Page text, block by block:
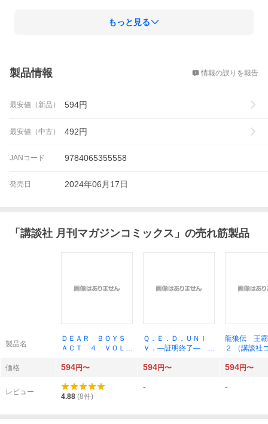
もっと見る
製品情報 情報の誤りを報告
最安値（新品） 594円
最安値（中古） 492円
JANコード 9784065355558
発売日 2024年06月17日
「 講談社 月刊マガジンコミックス 」の売れ筋製品
製品名
ＤＥＡＲ ＢＯＹＳ
ＡＣＴ ４ ＶＯＬＵ
ミックス 月刊少年マ
／著
Ｑ．Ｅ．Ｄ．ＵＮＩ
Ｖ．―証明終了― ４
刊マガジン） 加藤元
龍狼伝 王霸
２ （講談社
ＳＨＯＮＥ
ＣＳ） 山原
価格 594円〜 594円〜 594円〜
レビュー
4.88 (8件)
- -